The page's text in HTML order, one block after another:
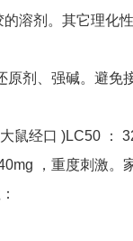
的溶剂。其它理化
原剂、强碱。避
鼠经口 )LC50 ：
，重度刺激。